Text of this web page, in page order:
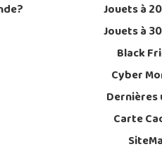
Jouets à
Jouets à
Black
Cyber
Carte